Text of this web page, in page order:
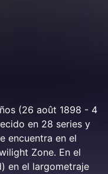
(26 août 1898 - 4
en 28 series y
encuentra en el
Zone. En el
en el largometraje